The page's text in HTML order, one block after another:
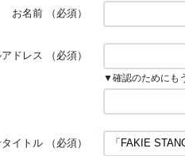
お名前 （必須）
ドレス （必須）
▼確認のためにも
イトル （必須）